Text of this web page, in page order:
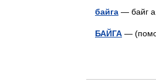
байга — байг
БАЙГА —